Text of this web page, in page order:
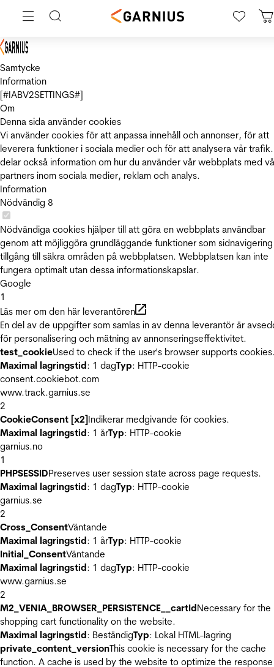
Samtycke
Information
[#IABV2SETTINGS#]
Om
Denna sida använder cookies
Vi använder cookies för att anpassa innehåll och annonser, för att
leverera funktioner i sociala medier och för att analysera vår
delar också information om hur du använder vår webbplats med
partners inom sociala medier, reklam och analys.
Information
Nödvändig 8
Nödvändiga cookies hjälper till att göra en webbplats användbar
genom att möjliggöra grundläggande funktioner som
tillgång till säkra områden på webbplatsen. Webbplatsen kan inte
fungera optimalt utan dessa informationskapslar.
Google
1
Läs mer om den här leverantören
En del av de uppgifter som samlas in av denna leverantör är
för personalisering och mätning av annonseringseffektivitet.
test_cookieUsed to check if the user's browser supports
Maximal lagringstid: 1 dagTyp: HTTP-cookie
consent.cookiebot.com
www.track.garnius.se
2
CookieConsent [x2]Indikerar medgivande för cookies.
Maximal lagringstid: 1 årTyp: HTTP-cookie
garnius.no
1
PHPSESSIDPreserves user session state across page requests.
Maximal lagringstid: 1 dagTyp: HTTP-cookie
garnius.se
2
Cross_ConsentVäntande
Maximal lagringstid: 1 årTyp: HTTP-cookie
Initial_ConsentVäntande
Maximal lagringstid: 1 dagTyp: HTTP-cookie
www.garnius.se
2
M2_VENIA_BROWSER_PERSISTENCE__cartIdNecessary for the
shopping cart functionality on the website.
Maximal lagringstid: BeständigTyp: Lokal HTML-lagring
private_content_versionThis cookie is necessary for the cache
function. A cache is used by the website to optimize the